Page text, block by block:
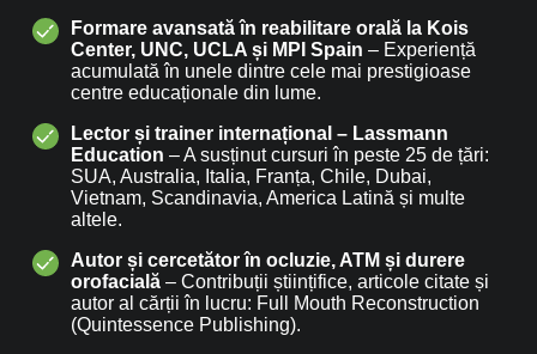
Formare avansată în reabilitare orală la Kois
Center, UNC, UCLA și MPI Spain – Experiență
acumulată în unele dintre cele mai prestigioase
centre educaționale din lume.
Lector și trainer internațional – Lassmann
Education – A susținut cursuri în peste 25 de țări:
SUA, Australia, Italia, Franța, Chile, Dubai,
Vietnam, Scandinavia, America Latină și multe
altele.
Autor și cercetător în ocluzie, ATM și durere
orofacială – Contribuții științifice, articole citate și
autor al cărții în lucru: Full Mouth Reconstruction
(Quintessence Publishing).